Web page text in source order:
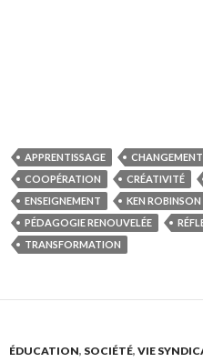
APPRENTISSAGE CHANGEMENT
COOPÉRATION
CRÉATIVITÉ
ENSEIGNEMENT
KEN ROBINSON
PÉDAGOGIE RENOUVELÉE
TRANSFORMATION
ÉDUCATION, SOCIÉTÉ, VIE